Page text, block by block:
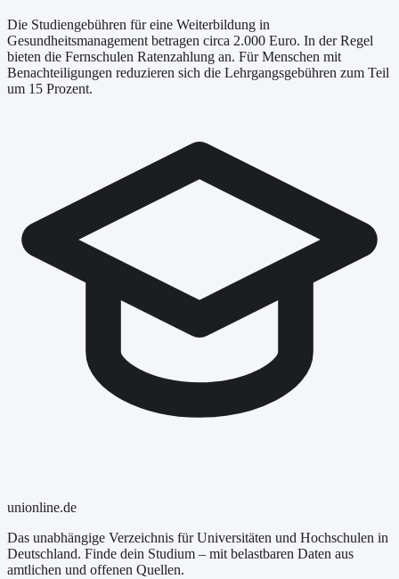
Die Studiengebühren für eine Weiterbildung in
Gesundheitsmanagement betragen circa 2.000 Euro. In der Regel
bieten die Fernschulen Ratenzahlung an. Für Menschen mit
Benachteiligungen reduzieren sich die Lehrgangsgebühren zum Teil
um 15 Prozent.
unionline.de
Das unabhängige Verzeichnis für Universitäten und Hochschulen in
Deutschland. Finde dein Studium – mit belastbaren Daten aus
amtlichen und offenen Quellen.